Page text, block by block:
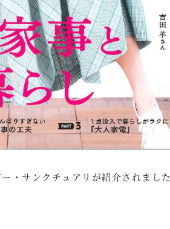
・サンクチュアリが紹介されました